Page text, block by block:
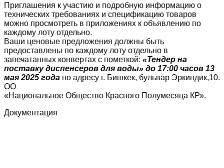
Приглашения к участию и подробную информацию о
технических требованиях и спецификацию товаров
можно просмотреть в приложениях к объявлению по
каждому лоту отдельно.
Ваши ценовые предложения должны быть
предоставлены по каждому лоту отдельно в
запечатанных конвертах с пометкой: «Тендер на
поставку диспенсеров для воды» до 17:00 часов 13
мая 2025 года по адресу г. Бишкек, бульвар Эркиндик,10.
ОО
«Национальное Общество Красного Полумесяца КР».
Документация